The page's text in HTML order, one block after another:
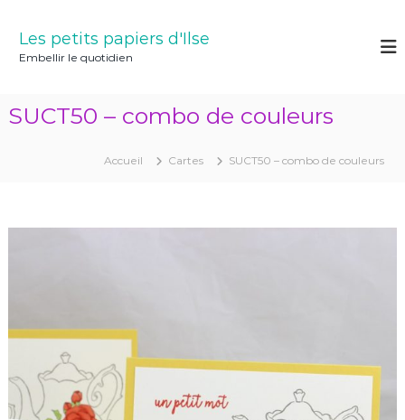
Les petits papiers d'Ilse
Embellir le quotidien
SUCT50 – combo de couleurs
Accueil Cartes SUCT50 – combo de couleurs